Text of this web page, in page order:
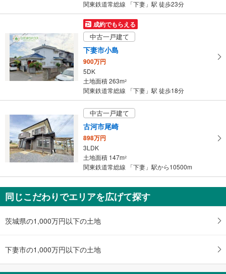
マ
イ
ペ
ー
ジ
保
す
る
関東鉄道常総線 「下妻」駅 徒歩23分
成約でもらえる
中古一戸建て
下妻市小島
900万円
5DK
土地面積 263m2
関東鉄道常総線 「下妻」駅 徒歩18分
中古一戸建て
古河市尾崎
898万円
3LDK
土地面積 147m2
関東鉄道常総線 「下妻」駅から10500m
同じこだわりでエリアを広げて探す
茨城県の1,000万円以下の土地
下妻市の1,000万円以下の土地